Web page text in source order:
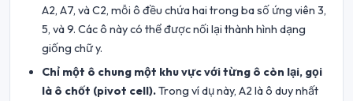
A2, A7, và C2, mỗi ô đều chứa hai trong ba số ứng viên 3,
5, và 9. Các ô này có thể được nối lại thành hình dạng
giống chữ y.
Chỉ một ô chung một khu vực với từng ô còn lại, gọi
là ô chốt (pivot cell).Trong ví dụ này, A2 là ô duy nhất